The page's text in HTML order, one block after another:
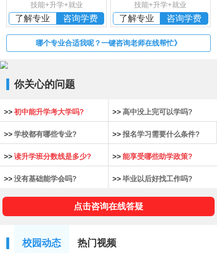
技能+升学+就业
了解专业 咨询学费
技能+升学+就业
了解专业 咨询学费
哪个专业合适我呢？一键咨询老师在线帮忙》
你关心的问题
>> 初中能升学考大学吗? >> 高中没上完可以学吗?
>> 学校都有哪些专业? >> 报名学习需要什么条件?
>> 读升学班分数线是多少? >> 能享受哪些助学政策?
>> 没有基础能学会吗? >> 毕业以后好找工作吗?
点击咨询在线答疑
校园动态 热门视频